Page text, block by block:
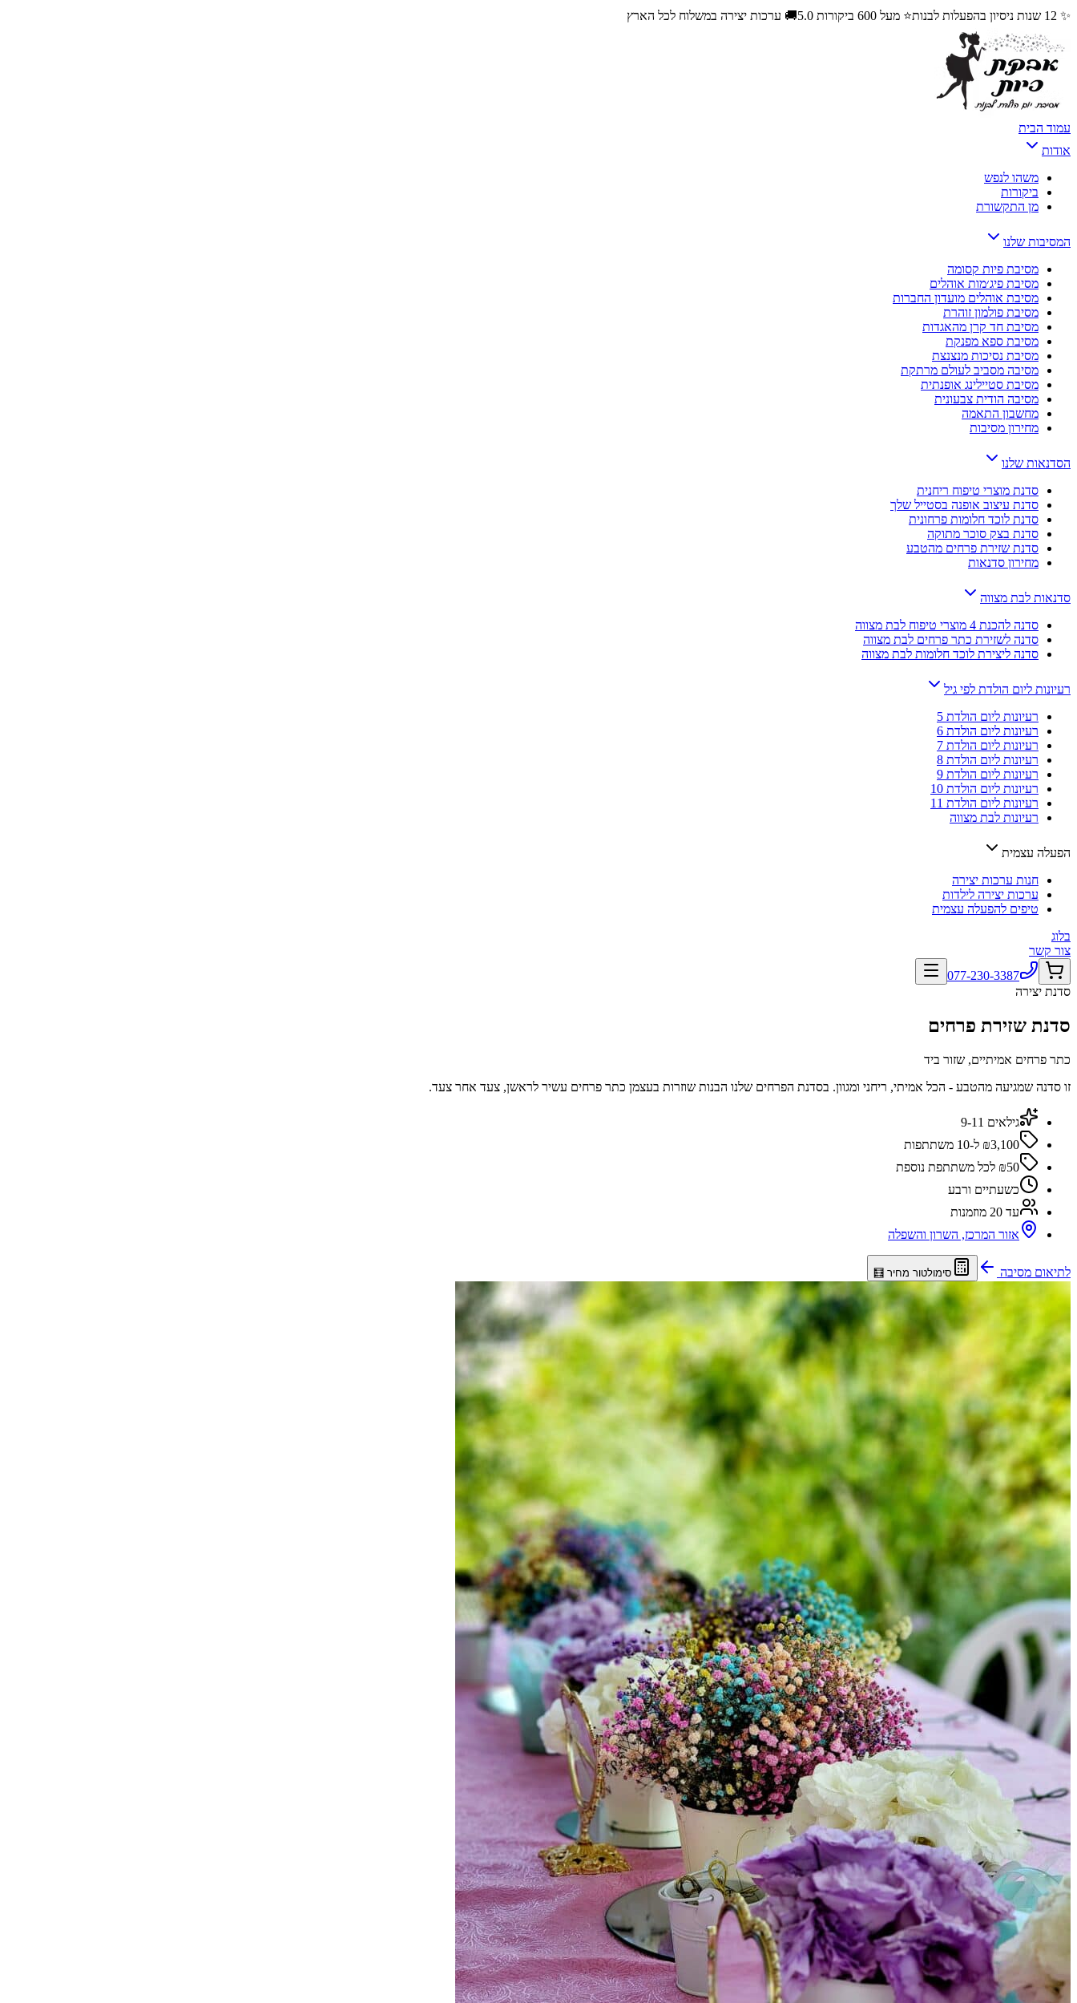
✨ 12 שנות ניסיון בהפעלות לבנות ⭐ מעל 600 ביקורות 5.0 🚚 ערכות יצירה במשלוח לכל הארץ
עמוד הבית
אודות
משהו לנפש
ביקורות
מן התקשורת
המסיבות שלנו
מסיבת פיות קסומה
מסיבת פיג׳מות אוהלים
מסיבת אוהלים מועדון החברות
מסיבת פולמון זוהרת
מסיבת חד קרן מהאגדות
מסיבת ספא מפנקת
מסיבת נסיכות מנצנצת
מסיבה מסביב לעולם מרתקת
מסיבת סטיילינג אופנתית
מסיבה הודית צבעונית
מחשבון התאמה
מחירון מסיבות
הסדנאות שלנו
סדנת מוצרי טיפוח ריחנית
סדנת עיצוב אופנה בסטייל שלך
סדנת לוכד חלומות פרחונית
סדנת בצק סוכר מתוקה
סדנת שזירת פרחים מהטבע
מחירון סדנאות
סדנאות לבת מצווה
סדנה להכנת 4 מוצרי טיפוח לבת מצווה
סדנה לשזירת כתר פרחים לבת מצווה
סדנה ליצירת לוכד חלומות לבת מצווה
רעיונות ליום הולדת לפי גיל
רעיונות ליום הולדת 5
רעיונות ליום הולדת 6
רעיונות ליום הולדת 7
רעיונות ליום הולדת 8
רעיונות ליום הולדת 9
רעיונות ליום הולדת 10
רעיונות ליום הולדת 11
רעיונות לבת מצווה
הפעלה עצמית
חנות ערכות יצירה
ערכות יצירה לילדות
טיפים להפעלה עצמית
בלוג
צור קשר
077-230-3387
סדנת יצירה
סדנת שזירת פרחים
כתר פרחים אמיתיים, שזור ביד
זו סדנה שמגיעה מהטבע - הכל אמיתי, ריחני ומגוון. בסדנת הפרחים שלנו הבנות שוזרות בעצמן כתר פרחים עשיר לראשן, צעד אחר צעד.
גילאים 9-11
₪3,100 ל-10 משתתפות
₪50 לכל משתתפת נוספת
כשעתיים ורבע
עד 20 מוזמנות
אזור המרכז, השרון והשפלה
לתיאום מסיבה סימולטור מחיר 🧮